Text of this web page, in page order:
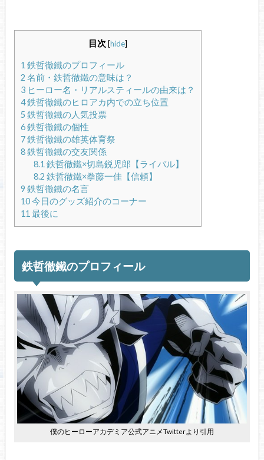
目次 [hide]
1 鉄哲徹鐵のプロフィール
2 名前・鉄哲徹鐵の意味は？
3ヒーロー名・リアルスティールの由来は？
4鉄哲徹鐵のヒロアカ内での立ち位置
5 鉄哲徹鐵の人気投票
6鉄哲徹鐵の個性
7鉄哲徹鐵の雄英体育祭
8鉄哲徹鐵の交友関係
8.1 鉄哲徹鐵×切島鋭児郎【ライバル】
8.2 鉄哲徹鐵×拳藤一佳【信頼】
9 鉄哲徹鐵の名言
10今日のグッズ紹介のコーナー
11 最後に
鉄哲徹鐵のプロフィール
僕のヒーローアカデミア公式アニメTwitterより引用